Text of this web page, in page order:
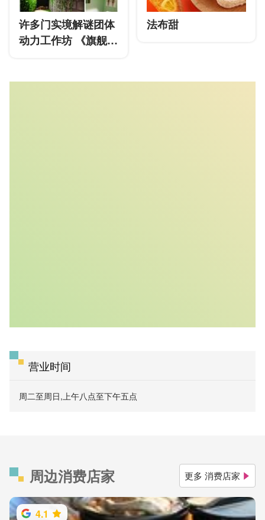
许多门实境解谜团体
动力工作坊 《旗舰
法布甜
营业时间
周二至周日,上午八点至下午五点
周边消费店家 更多 消费店家
4.1